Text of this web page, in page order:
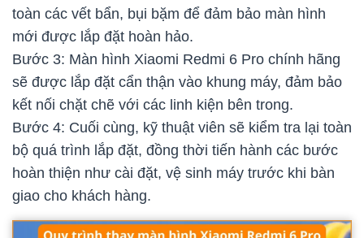
toàn các vết bẩn, bụi bặm để đảm bảo màn hình
mới được lắp đặt hoàn hảo.
Bước 3: Màn hình Xiaomi Redmi 6 Pro chính hãng
sẽ được lắp đặt cẩn thận vào khung máy, đảm bảo
kết nối chặt chẽ với các linh kiện bên trong.
Bước 4: Cuối cùng, kỹ thuật viên sẽ kiểm tra lại toàn
bộ quá trình lắp đặt, đồng thời tiến hành các bước
hoàn thiện như cài đặt, vệ sinh máy trước khi bàn
giao cho khách hàng.